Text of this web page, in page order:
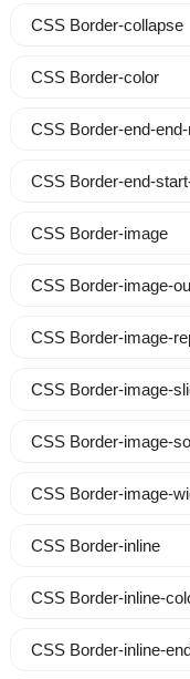
CSS Border-collapse
CSS Border-color
CSS Border-end-
CSS Border-end-
CSS Border-image
CSS Border-image-
CSS Border-image-
CSS Border-image-
CSS Border-image-
CSS Border-image-
CSS Border-inline
CSS Border-inline-
CSS Border-inline-